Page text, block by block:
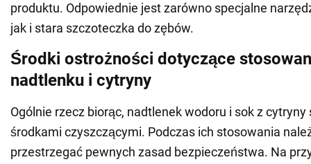
produktu. Odpowiednie jest zarówno specjalne
jak i stara szczoteczka do zębów.
Środki ostrożności dotyczące
nadtlenku i cytryny
Ogólnie rzecz biorąc, nadtlenek wodoru i sok z
środkami czyszczącymi. Podczas ich stosowania
przestrzegać pewnych zasad bezpieczeństwa. Na